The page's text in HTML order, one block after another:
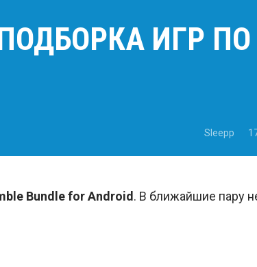
ПОДБОРКА ИГР ПО
Sleepp
Bundle for Android . В ближайшие пару